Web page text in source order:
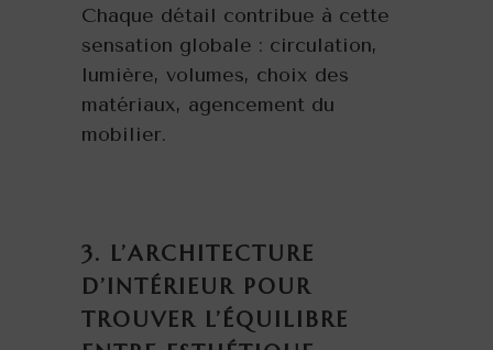
Chaque détail contribue à cette
sensation globale : circulation,
lumière, volumes, choix des
matériaux, agencement du
mobilier.
3. L’ARCHITECTURE
D’INTÉRIEUR POUR
TROUVER L’ÉQUILIBRE